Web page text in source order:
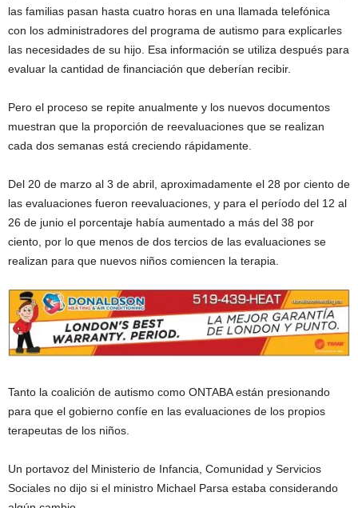
las familias pasan hasta cuatro horas en una llamada telefónica
con los administradores del programa de autismo para explicarles
las necesidades de su hijo. Esa información se utiliza después para
evaluar la cantidad de financiación que deberían recibir.
Pero el proceso se repite anualmente y los nuevos documentos
muestran que la proporción de reevaluaciones que se realizan
cada dos semanas está creciendo rápidamente.
Del 20 de marzo al 3 de abril, aproximadamente el 28 por ciento de
las evaluaciones fueron reevaluaciones, y para el período del 12 al
26 de junio el porcentaje había aumentado a más del 38 por
ciento, por lo que menos de dos tercios de las evaluaciones se
realizan para que nuevos niños comiencen la terapia.
Tanto la coalición de autismo como ONTABA están presionando
para que el gobierno confíe en las evaluaciones de los propios
terapeutas de los niños.
Un portavoz del Ministerio de Infancia, Comunidad y Servicios
Sociales no dijo si el ministro Michael Parsa estaba considerando